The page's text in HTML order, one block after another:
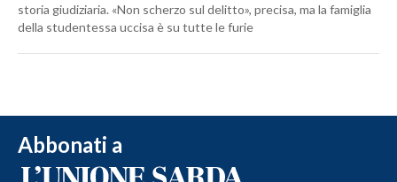
storia giudiziaria. «Non scherzo sul delitto», precisa, ma la famiglia
della studentessa uccisa è su tutte le furie
Abbonati a